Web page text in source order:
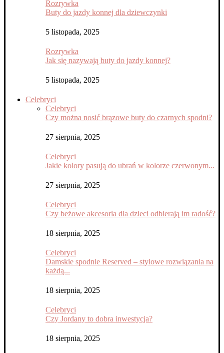
Rozrywka
Buty do jazdy konnej dla dziewczynki
5 listopada, 2025
Rozrywka
Jak się nazywają buty do jazdy konnej?
5 listopada, 2025
Celebryci
Celebryci
Czy można nosić brązowe buty do czarnych spodni?
27 sierpnia, 2025
Celebryci
Jakie kolory pasują do ubrań w kolorze czerwonym...
27 sierpnia, 2025
Celebryci
Czy beżowe akcesoria dla dzieci odbierają im radość?
18 sierpnia, 2025
Celebryci
Damskie spodnie Reserved – stylowe rozwiązania na
każdą...
18 sierpnia, 2025
Celebryci
Czy Jordany to dobra inwestycja?
18 sierpnia, 2025